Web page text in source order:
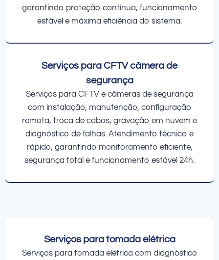
garantindo proteção contínua, funcionamento
estável e máxima eficiência do sistema.
Serviços para CFTV câmera de
segurança
Serviços para CFTV e câmeras de segurança
com instalação, manutenção, configuração
remota, troca de cabos, gravação em nuvem e
diagnóstico de falhas. Atendimento técnico e
rápido, garantindo monitoramento eficiente,
segurança total e funcionamento estável 24h.
Serviços para tomada elétrica
Serviços para tomada elétrica com diagnóstico